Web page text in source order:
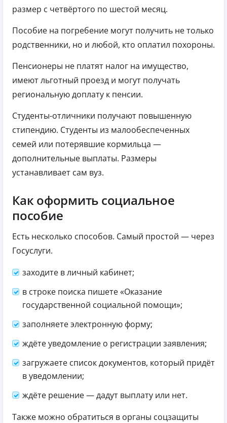
размер с четвёртого по шестой месяц.
Пособие на погребение могут получить не только
родственники, но и любой, кто оплатил похороны.
Пенсионеры не платят налог на имущество,
имеют льготный проезд и могут получать
региональную доплату к пенсии.
Студенты-отличники получают повышенную
стипендию. Студенты из малообеспеченных
семей или потерявшие кормильца —
дополнительные выплаты. Размеры
устанавливает сам вуз.
Как оформить социальное
пособие
Есть несколько способов. Самый простой — через
Госуслуги.
заходите в личный кабинет;
в строке поиска пишете «Оказание
государственной социальной помощи»;
заполняете электронную форму;
ждёте уведомление о регистрации заявления;
загружаете список документов, который придёт
в уведомлении;
ждёте решение — дадут выплату или нет.
Также можно обратиться в органы соцзащиты